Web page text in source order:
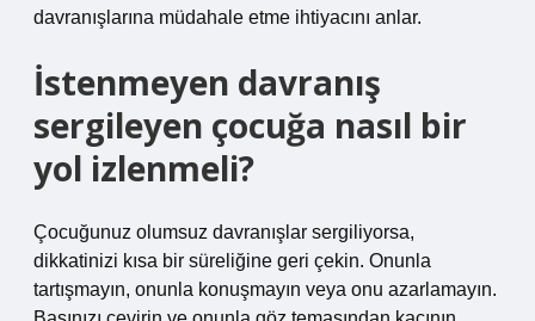
davranışlarına müdahale etme ihtiyacını anlar.
İstenmeyen davranış
sergileyen çocuğa nasıl bir
yol izlenmeli?
Çocuğunuz olumsuz davranışlar sergiliyorsa,
dikkatinizi kısa bir süreliğine geri çekin. Onunla
tartışmayın, onunla konuşmayın veya onu azarlamayın.